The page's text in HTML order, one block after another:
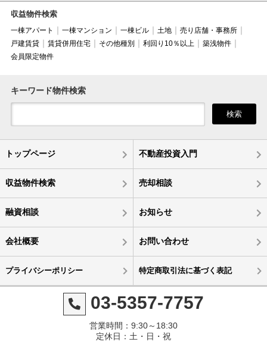
収益物件検索
一棟アパート 一棟マンション 一棟ビル 土地
売り店舗・事務所
戸建賃貸
賃貸併用住宅 その他種別 利回り10％以上
築浅物件
会員限定物件
キーワード物件検索
検索
トップページ 不動産投資入門
収益物件検索 売却相談
融資相談 お知らせ
会社概要 お問い合わせ
プライバシーポリシー 特定商取引法に基づく表記
03-5357-7757
営業時間：9:30～18:30
定休日：土・日・祝